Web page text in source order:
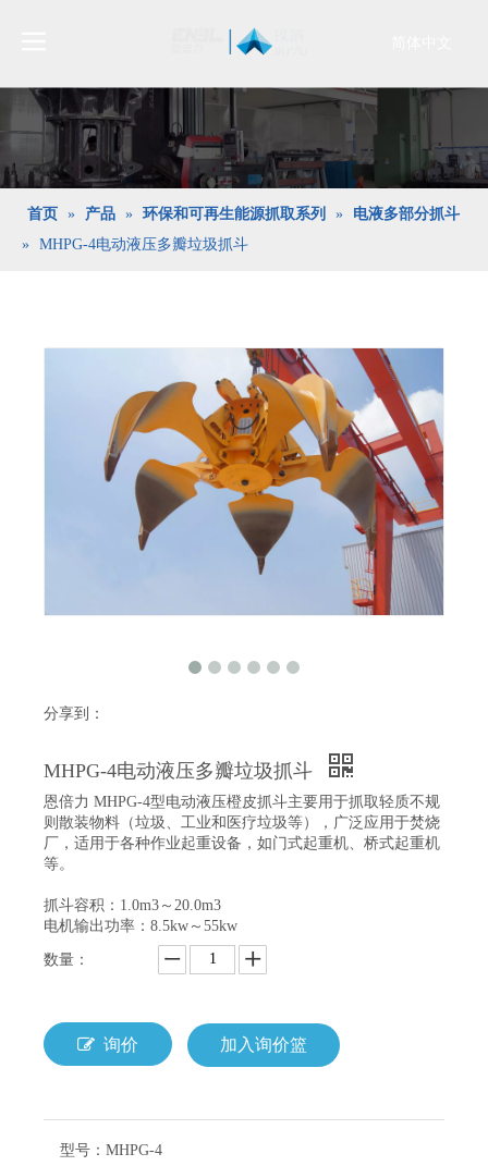
indonesia
日本語
Pусский
首页 » 产品 » 环保和可再生能源抓取系列 »
电液多部分抓斗
» MHPG-4电动液压多瓣垃圾抓斗
分享到：
MHPG-4电动液压多瓣垃圾抓斗
恩倍力 MHPG-4型电动液压橙皮抓斗主要用于抓取轻质不规
则散装物料（垃圾、工业和医疗垃圾等），广泛应用于焚烧
厂，适用于各种作业起重设备，如门式起重机、桥式起重机
等。
抓斗容积：1.0m3～20.0m3
电机输出功率：8.5kw～55kw
数量：
询价 加入询价篮
型号： MHPG-4